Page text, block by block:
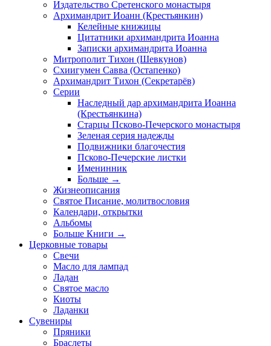
Издательство Сретенского монастыря
Архимандрит Иоанн (Крестьянкин)
Келейные книжицы
Цитатники архимандрита Иоанна
Записки архимандрита Иоанна
Митрополит Тихон (Шевкунов)
Схиигумен Савва (Остапенко)
Архимандрит Тихон (Секретарёв)
Серии
Наследный дар архимандрита Иоанна
(Крестьянкина)
Старцы Псково-Печерского монастыря
Зеленая серия надежды
Подвижники благочестия
Псково-Печерские листки
Именинник
Больше →
Жизнеописания
Святое Писание, молитвословия
Календари, открытки
Альбомы
Больше Книги →
Церковные товары
Свечи
Масло для лампад
Ладан
Святое масло
Киоты
Ладанки
Сувениры
Пряники
Браслеты